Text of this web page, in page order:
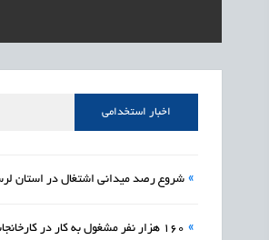
1405/05/17 اشتغال و
اخبار استخدامی
» شروع رصد میدانی اشتغال در استان
» 160 هزار نفر مشغول به کار در کارخانجات صنایع غذایی آذربایجان شرقی